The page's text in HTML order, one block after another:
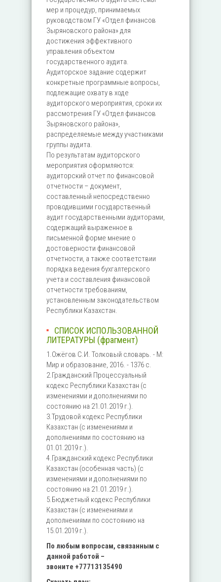
мер и процедур, принимаемых
руководством ГУ «Отдел финансов
Зыряновского района» для
достижения эффективного
управления объектом
государственного аудита.
Аудиторское задание содержит
конкретные программные вопросы,
подлежащие охвату в ходе
аудиторского мероприятия, сроки их
рассмотрения ГУ «Отдел финансов
Зыряновского района»,
распределяемые между участниками
группы аудита.
По результатам аудиторского
мероприятия оформляются:
аудиторский отчет по финансовой
отчетности – документ,
составленный непосредственно
проводившими государственный
аудит государственными аудиторами,
содержащий выраженное в
письменной форме мнение о
достоверности финансовой
отчетности, а также соответствии
порядка ведения бухгалтерского
учета и составления финансовой
отчетности требованиям,
установленным законодательством
Республики Казахстан.
СПИСОК ИСПОЛЬЗОВАННОЙ
ЛИТЕРАТУРЫ (фрагмент)
1.Ожёгов С.И. Толковый словарь. - М:
Мир и образование, 2016. - 1376 с.
2.Гражданский Процессуальный
кодекс Республики Казахстан (с
изменениями и дополнениями по
состоянию на 21.01.2019 г.).
3.Трудовой кодекс Республики
Казахстан (с изменениями и
дополнениями по состоянию на
01.01.2019 г.).
4.Гражданский кодекс Республики
Казахстан (особенная часть) (с
изменениями и дополнениями по
состоянию на 21.01.2019 г.).
5.Бюджетный кодекс Республики
Казахстан (с изменениями и
дополнениями по состоянию на
15.01.2019 г.).
По любым вопросам, связанным с
данной работой –
звоните +77713135490